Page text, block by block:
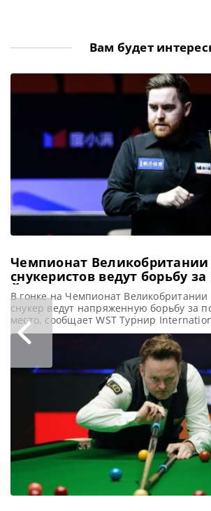
Вам будет
Чемпионат Великобритании
снукеристов ведут борьбу
Йорке
В гонке на Чемпионат Великобритании
снукер ведут напряженную борьбу за
место, сообщает WST Турнир
(Международный чемпионат)
этапом, по результатам которого будет
участников для Чемпионата
пройдет в Barbican Centre с 29 ноября
Йорке. Лишь шестнадцать лидеров в